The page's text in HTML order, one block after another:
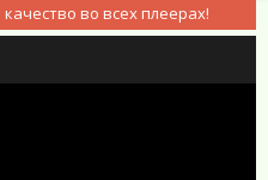
во всех плеерах!